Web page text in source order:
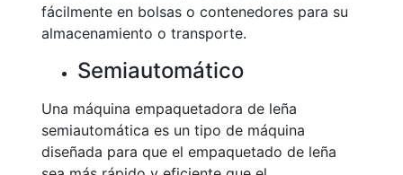
fácilmente en bolsas o contenedores para su
almacenamiento o transporte.
Semiautomático
Una máquina empaquetadora de leña
semiautomática es un tipo de máquina
diseñada para que el empaquetado de leña